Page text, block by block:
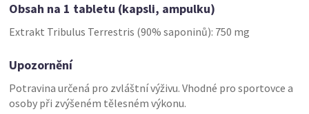
Obsah na 1 tabletu (kapsli, ampulku)
Extrakt Tribulus Terrestris (90% saponinů): 750 mg
Upozornění
Potravina určená pro zvláštní výživu. Vhodné pro sportovce a
osoby při zvýšeném tělesném výkonu.